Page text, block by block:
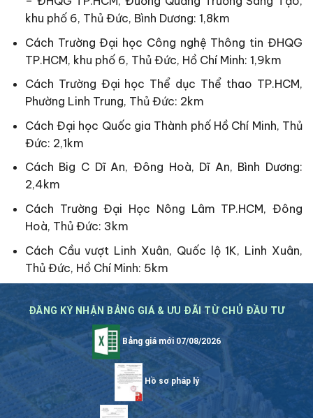
khu phố 6, Thủ Đức, Bình Dương: 1,8km
Cách Trường Đại học Công nghệ Thông tin ĐHQG
TP.HCM, khu phố 6, Thủ Đức, Hồ Chí Minh: 1,9km
Cách Trường Đại học Thể dục Thể thao TP.HCM,
Phường Linh Trung, Thủ Đức: 2km
Cách Đại học Quốc gia Thành phố Hồ Chí Minh, Thủ
Đức: 2,1km
Cách Big C Dĩ An, Đông Hoà, Dĩ An, Bình Dương:
2,4km
Cách Trường Đại Học Nông Lâm TP.HCM, Đông
Hoà, Thủ Đức: 3km
Cách Cầu vượt Linh Xuân, Quốc lộ 1K, Linh Xuân,
Thủ Đức, Hồ Chí Minh: 5km
ĐĂNG KÝ NHẬN BẢNG GIÁ & ƯU ĐÃI TỪ CHỦ ĐẦU TƯ
Bảng giá mới 07/08/2026
Hồ sơ pháp lý